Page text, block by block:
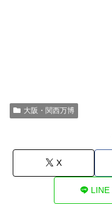
大阪・関西万博
X
LINE